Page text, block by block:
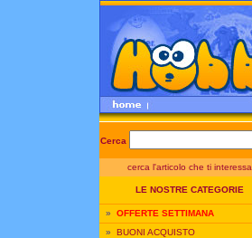
Cerca
cerca l'articolo che ti interessa
LE NOSTRE CATEGORIE
» OFFERTE SETTIMANA
» BUONI ACQUISTO